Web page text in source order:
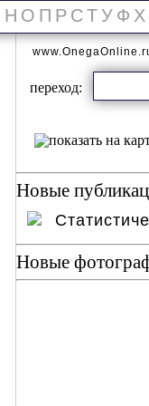
Н О П Р С Т У Ф Х
переход:
Новые
Новые